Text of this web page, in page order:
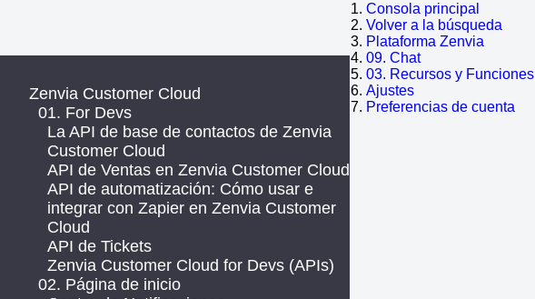
Consola principal
Volver a la búsqueda
Plataforma Zenvia
09. Chat
03. Recursos y Funciones
Ajustes
Preferencias de cuenta
Zenvia Customer Cloud
01. For Devs
La API de base de contactos de Zenvia
Customer Cloud
API de Ventas en Zenvia Customer Cloud
API de automatización: Cómo usar e
integrar con Zapier en Zenvia Customer
Cloud
API de Tickets
Zenvia Customer Cloud for Devs (APIs)
02. Página de inicio